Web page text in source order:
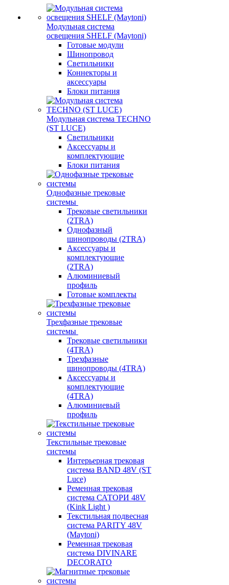
Модульная система
освещения SHELF (Maytoni)
Готовые модули
Шинопровод
Светильники
Коннекторы и
аксессуары
Блоки питания
Модульная система TECHNO
(ST LUCE)
Светильники
Аксессуары и
комплектующие
Блоки питания
Однофазные трековые
системы
Трековые светильники
(2TRA)
Однофазный
шинопроводы (2TRA)
Аксессуары и
комплектующие
(2TRA)
Алюминиевый
профиль
Готовые комплекты
Трехфазные трековые
системы
Трековые светильники
(4TRA)
Трехфазные
шинопроводы (4TRA)
Аксессуары и
комплектующие
(4TRA)
Алюминиевый
профиль
Текстильные трековые
системы
Интерьерная трековая
система BAND 48V (ST
Luce)
Ременная трековая
система САТОРИ 48V
(Kink Light )
Текстильная подвесная
система PARITY 48V
(Maytoni)
Ременная трековая
система DIVINARE
DECORATO